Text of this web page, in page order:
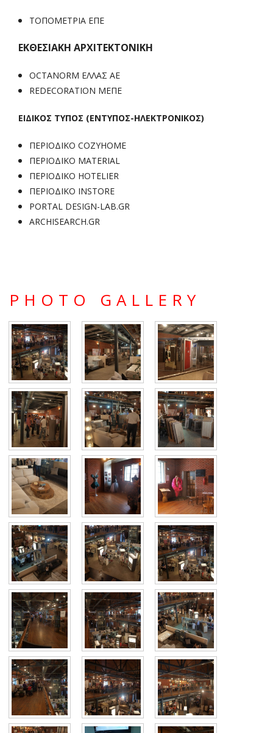
ΤΟΠΟΜΕΤΡΙΑ ΕΠΕ
ΕΚΘΕΣΙΑΚΗ ΑΡΧΙΤΕΚΤΟΝΙΚΗ
OCTANORM ΕΛΛΑΣ ΑΕ
REDECORATION ΜΕΠΕ
ΕΙΔΙΚΟΣ ΤΥΠΟΣ (ΕΝΤΥΠΟΣ-ΗΛΕΚΤΡΟΝΙΚΟΣ)
ΠΕΡΙΟΔΙΚΟ COZYHOME
ΠΕΡΙΟΔΙΚΟ MATERIAL
ΠΕΡΙΟΔΙΚΟ HOTELIER
ΠΕΡΙΟΔΙΚΟ INSTORE
PORTAL DESIGN-LAB.GR
ARCHISEARCH.GR
PHOTO GALLERY